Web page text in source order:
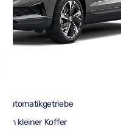
Automatikgetriebe
Ein kleiner Koffer